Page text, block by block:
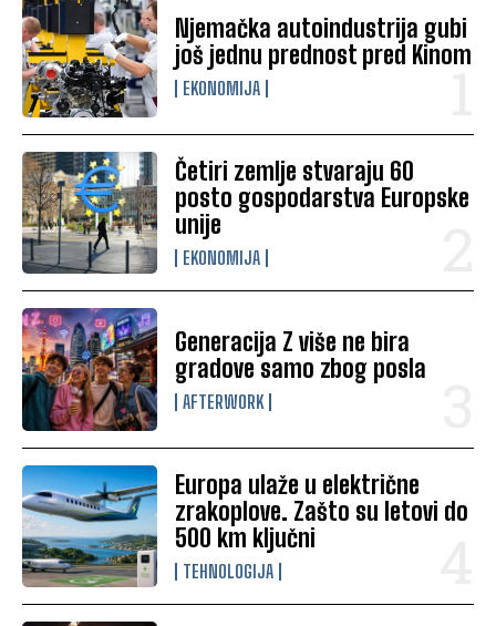
Njemačka autoindustrija gubi
još jednu prednost pred Kinom
EKONOMIJA
Četiri zemlje stvaraju 60
posto gospodarstva Europske
unije
EKONOMIJA
Generacija Z više ne bira
gradove samo zbog posla
AFTERWORK
Europa ulaže u električne
zrakoplove. Zašto su letovi do
500 km ključni
TEHNOLOGIJA